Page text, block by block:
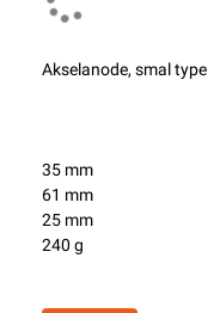
Akselanode, smal type
35 mm
61 mm
25 mm
240 g